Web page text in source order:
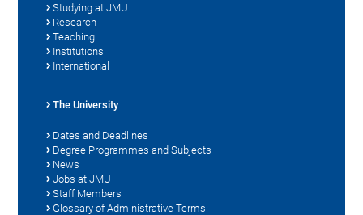
Studying at JMU
Research
Teaching
Institutions
International
The University
Dates and Deadlines
Degree Programmes and Subjects
News
Jobs at JMU
Staff Members
Glossary of Administrative Terms